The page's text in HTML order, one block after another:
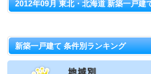
2012年09月 東北・北海道 新築一戸建
新築一戸建て 条件別ランキング